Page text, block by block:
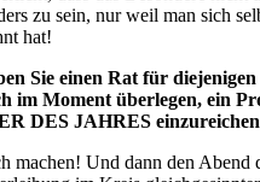
zu sein, nur weil man sich
hat!
Sie einen Rat für
im Moment überlegen, ein
DES JAHRES
machen! Und dann den Abend